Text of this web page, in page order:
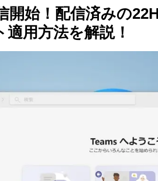
開始！配信済みの
用方法を解説！